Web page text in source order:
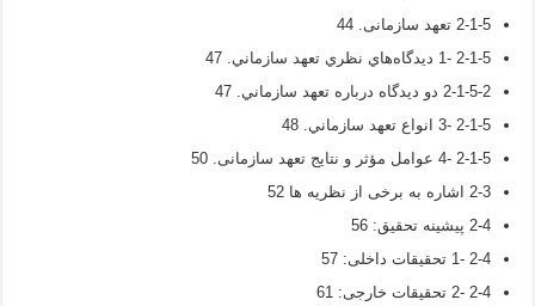
2-1-5 تعهد سازمانی. 44
2-1-5 -1 ديدگاه‌هاي نظري تعهد سازماني. 47
2-1-5-2 دو ديدگاه درباره تعهد سازماني. 47
2-1-5 -3 انواع تعهد سازماني. 48
2-1-5 -4 عوامل مؤثر و نتایج تعهد سازمانی. 50
2-3 اشاره به برخی از نظریه ها 52
2-4 پیشینه تحقیق: 56
2-4 -1 تحقیقات داخلی: 57
2-4 -2 تحقیقات خارجی: 61